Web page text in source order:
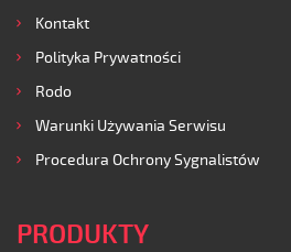
Kontakt
Polityka Prywatności
Rodo
Warunki Używania Serwisu
Procedura Ochrony Sygnalistów
PRODUKTY